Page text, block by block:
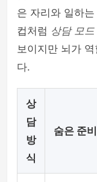
은 자리와 일하
컵처럼 상담 모
보이지만 뇌가
다.
상
담
방
식
숨은 준